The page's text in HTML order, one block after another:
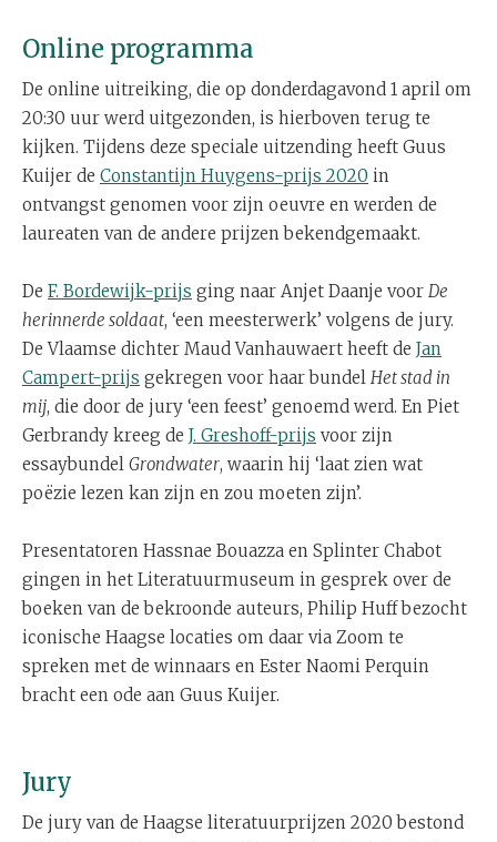
Online programma
De online uitreiking, die op donderdagavond 1 april om
20:30 uur werd uitgezonden, is hierboven terug te
kijken. Tijdens deze speciale uitzending heeft Guus
Kuijer de Constantijn Huygens-prijs 2020 in
ontvangst genomen voor zijn oeuvre en werden de
laureaten van de andere prijzen bekendgemaakt.
De F. Bordewijk-prijs ging naar Anjet Daanje voor De
herinnerde soldaat, ‘een meesterwerk’ volgens de jury.
De Vlaamse dichter Maud Vanhauwaert heeft de Jan
Campert-prijs gekregen voor haar bundel Het stad in
mij, die door de jury ‘een feest’ genoemd werd. En Piet
Gerbrandy kreeg de J. Greshoff-prijs voor zijn
essaybundel Grondwater, waarin hij ‘laat zien wat
poëzie lezen kan zijn en zou moeten zijn’.
Presentatoren Hassnae Bouazza en Splinter Chabot
gingen in het Literatuurmuseum in gesprek over de
boeken van de bekroonde auteurs, Philip Huff bezocht
iconische Haagse locaties om daar via Zoom te
spreken met de winnaars en Ester Naomi Perquin
bracht een ode aan Guus Kuijer.
Jury
De jury van de Haagse literatuurprijzen 2020 bestond